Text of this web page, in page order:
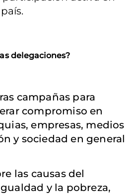
delegaciones?
campañas para
compromiso en
empresas, medios
y sociedad en general
las causas del
y la pobreza,